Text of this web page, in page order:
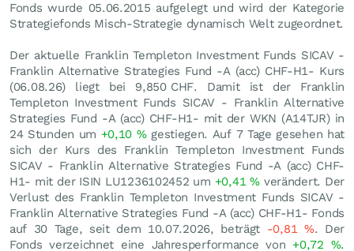
Fonds wurde 05.06.2015 aufgelegt und wird der Kategorie
Strategiefonds Misch-Strategie dynamisch Welt zugeordnet.
Der aktuelle Franklin Templeton Investment Funds SICAV -
Franklin Alternative Strategies Fund -A (acc) CHF-H1- Kurs
(06.08.26) liegt bei 9,850 CHF. Damit ist der Franklin
Templeton Investment Funds SICAV - Franklin Alternative
Strategies Fund -A (acc) CHF-H1- mit der WKN (A14TJR) in
24 Stunden um +0,10 %gestiegen. Auf 7 Tage gesehen hat
sich der Kurs des Franklin Templeton Investment Funds
SICAV - Franklin Alternative Strategies Fund -A (acc) CHF-
H1- mit der ISIN LU1236102452 um +0,41%verändert. Der
Verlust des Franklin Templeton Investment Funds SICAV -
Franklin Alternative Strategies Fund -A (acc) CHF-H1- Fonds
auf 30 Tage, seit dem 10.07.2026, beträgt -0,81 %. Der
Fonds verzeichnet eine Jahresperformance von +0,72 %.